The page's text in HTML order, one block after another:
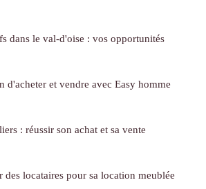
dans le val-d'oise : vos opportunités
d'acheter et vendre avec Easy homme
: réussir son achat et sa vente
des locataires pour sa location meublée